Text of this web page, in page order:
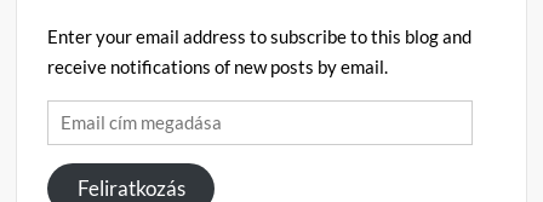
Enter your email address to subscribe to this blog and
receive notifications of new posts by email.
Email
cím
megadása
Feliratkozás